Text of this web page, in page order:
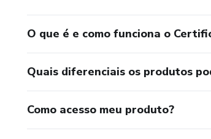
O que é e como funciona o
Quais diferenciais os produtos
Como acesso meu produto?